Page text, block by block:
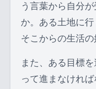
う言葉から自分
か。ある土地に行
そこからの生活の
また、ある目標
って進まなけれ